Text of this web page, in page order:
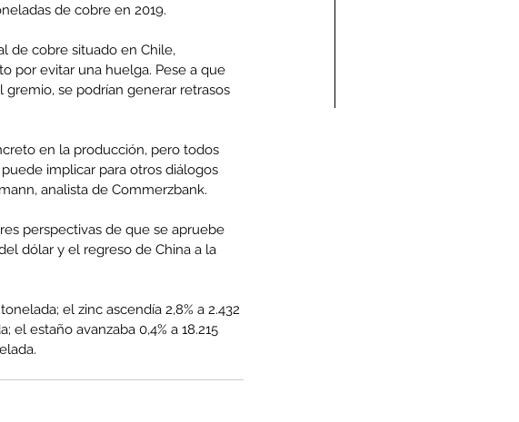
Condolencias Carlos
Humberto Vega Rivera
(Q.E.P.D.)
de cobre en 2019.
de cobre situado en Chile,
por evitar una huelga. Pese a que
se podrían generar retrasos
en la producción, pero todos
implicar para otros diálogos
analista de Commerzbank.
perspectivas de que se apruebe
dólar y el regreso de China a la
el zinc ascendía 2,8% a 2.432
el estaño avanzaba 0,4% a 18.215